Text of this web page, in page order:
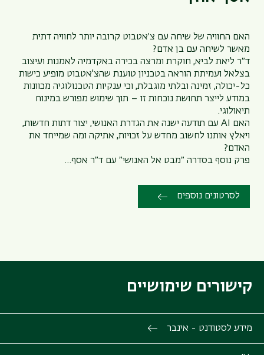
האם החוויה של שיחה עם צ׳אטבוט קרובה יותר לחוויה דתית
מאשר לשיחה עם בן אדם?
ד״ר ליאת לביא, חוקרת ומרצה בכירה באקדמיה לאמנות ועיצוב
בצלאל ועמיתת הוראה בטכניון טוענת שהצ'אטבוט מופיע כישות
כל-יכולה, זמינה ובלתי מוגבלת, וכי ענקיות הטכנולוגיה מכוונות
במודע לייצר תחושת נוכחות זו – תוך שימוש מפורש במינוח
תיאולוגי.
האם AI עם תודעה ישנה את הגדרת האנושי, יצור דתות חדשות,
ויאלץ אותנו לחשוב מחדש על זכויות, אתיקה ומה שמייחד את
האדם?
פרק נוסף בסדרה ״מבט אל האנושי״ עם ד״ר אסף…
לסרטונים נוספים
קישורים שימושיים
מידע לסטודנט - אינבר